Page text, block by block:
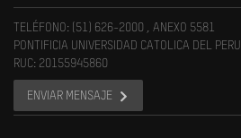
TELÉFONO: (51) 626-2000 , ANEXO 5581
PONTIFICIA UNIVERSIDAD CATOLICA DEL PERU
RUC: 20155945860
ENVIAR MENSAJE